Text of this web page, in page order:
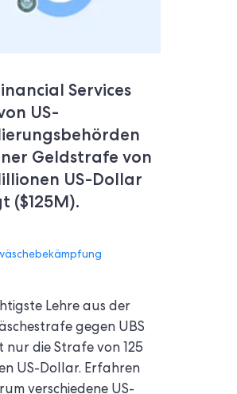
Services
US-
Geldstrafe von
US-Dollar
($125M).
Lehre aus der
gegen UBS
nur die Strafe von 125
US-Dollar. Erfahren
verschiedene US-